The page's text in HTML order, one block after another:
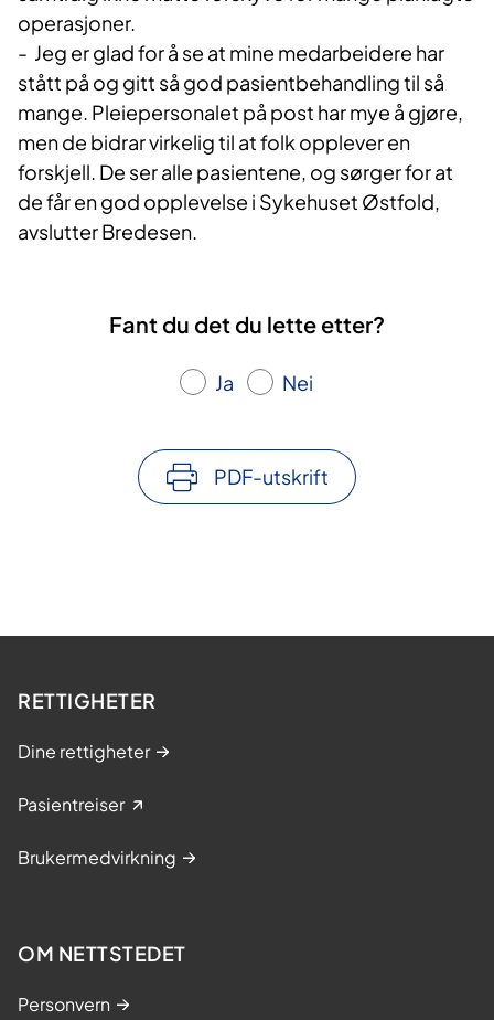
operasjoner.
- Jeg er glad for å se at mine medarbeidere har
stått på og gitt så god pasientbehandling til så
mange. Pleiepersonalet på post har mye å gjøre,
men de bidrar virkelig til at folk opplever en
forskjell. De ser alle pasientene, og sørger for at
de får en god opplevelse i Sykehuset Østfold,
avslutter Bredesen.
Fant du det du lette etter?
Ja Nei
PDF-utskrift
RETTIGHETER
Dine rettigheter
Pasientreiser
Brukermedvirkning
OM NETTSTEDET
Personvern